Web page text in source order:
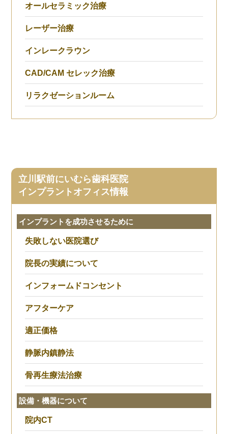
オールセラミック治療
レーザー治療
インレークラウン
CAD/CAM セレック治療
リラクゼーションルーム
立川駅前にいむら歯科医院
インプラントオフィス情報
インプラントを成功させるために
失敗しない医院選び
院長の実績について
インフォームドコンセント
アフターケア
適正価格
静脈内鎮静法
骨再生療法治療
設備・機器について
院内CT